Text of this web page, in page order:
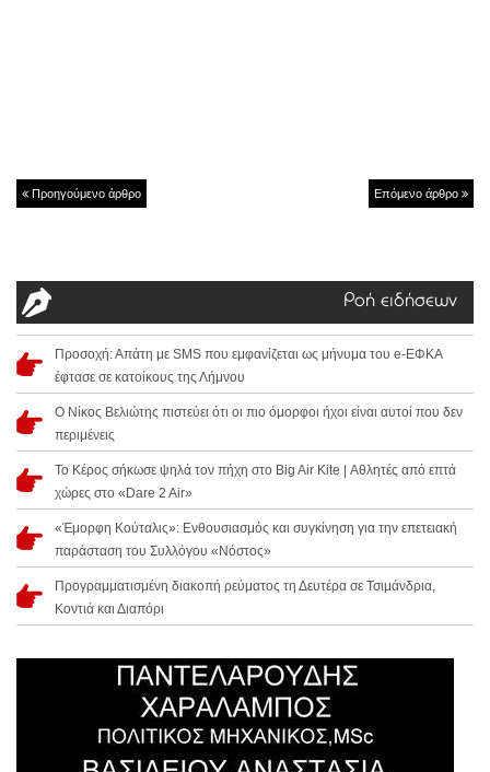
Προηγούμενο άρθρο Επόμενο άρθρο
Ροή ειδήσεων
Προσοχή: Απάτη με SMS που εμφανίζεται ως μήνυμα του e-ΕΦΚΑ
έφτασε σε κατοίκους της Λήμνου
Ο Νίκος Βελιώτης πιστεύει ότι οι πιο όμορφοι ήχοι είναι αυτοί που δεν
περιμένεις
Το Κέρος σήκωσε ψηλά τον πήχη στο Big Air Kite | Αθλητές από επτά
χώρες στο «Dare 2 Air»
«Έμορφη Κούταλις»: Ενθουσιασμός και συγκίνηση για την επετειακή
παράσταση του Συλλόγου «Νόστος»
Προγραμματισμένη διακοπή ρεύματος τη Δευτέρα σε Τσιμάνδρια,
Κοντιά και Διαπόρι